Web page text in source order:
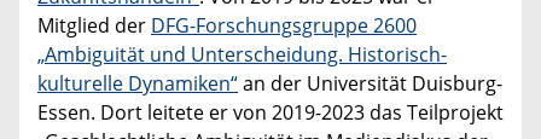
Mitglied der DFG-Forschungsgruppe 2600
„Ambiguität und Unterscheidung. Historisch-
kulturelle Dynamiken“an der Universität Duisburg-
Essen. Dort leitete er von 2019-2023 das Teilprojekt